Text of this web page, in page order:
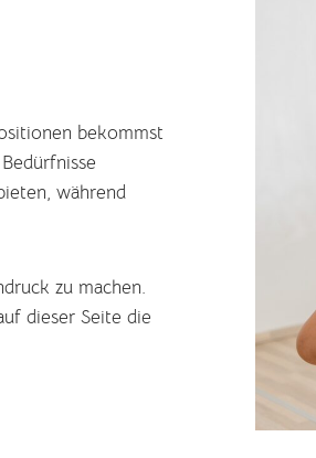
bekommst
während
zu machen.
dieser Seite die